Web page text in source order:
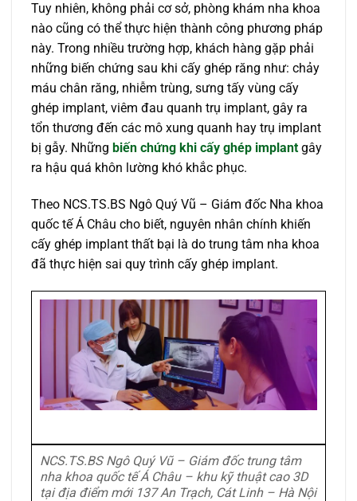
Tuy nhiên, không phải cơ sở, phòng khám nha khoa
nào cũng có thể thực hiện thành công phương pháp
này. Trong nhiều trường hợp, khách hàng gặp phải
những biến chứng sau khi cấy ghép răng như: chảy
máu chân răng, nhiễm trùng, sưng tấy vùng cấy
ghép implant, viêm đau quanh trụ implant, gây ra
tổn thương đến các mô xung quanh hay trụ implant
bị gẫy. Những biến chứng khi cấy ghép implant gây
ra hậu quá khôn lường khó khắc phục.
Theo NCS.TS.BS Ngô Quý Vũ – Giám đốc Nha khoa
quốc tế Á Châu cho biết, nguyên nhân chính khiến
cấy ghép implant thất bại là do trung tâm nha khoa
đã thực hiện sai quy trình cấy ghép implant.
NCS.TS.BS Ngô Quý Vũ – Giám đốc trung tâm
nha khoa quốc tế Á Châu – khu kỹ thuật cao 3D
tại địa điểm mới 137 An Trạch, Cát Linh – Hà Nội